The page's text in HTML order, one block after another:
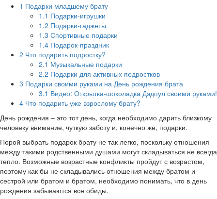
1 Подарки младшему брату
1.1 Подарки-игрушки
1.2 Подарки-гаджеты
1.3 Спортивные подарки
1.4 Подарок-праздник
2 Что подарить подростку?
2.1 Музыкальные подарки
2.2 Подарки для активных подростков
3 Подарки своими руками на День рождения брата
3.1 Видео: Открытка-шоколадка Дэдпул своими руками!
4 Что подарить уже взрослому брату?
День рождения – это тот день, когда необходимо дарить близкому
человеку внимание, чуткую заботу и, конечно же, подарки.
Порой выбрать подарок брату не так легко, поскольку отношения
между такими родственными душами могут складываться не всегда
тепло. Возможные возрастные конфликты пройдут с возрастом,
поэтому как бы не складывались отношения между братом и
сестрой или братом и братом, необходимо понимать, что в день
рождения забываются все обиды.